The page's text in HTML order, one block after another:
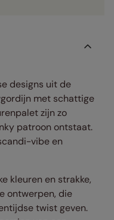
designs uit de
met schattige
zijn zo
patroon ontstaat.
vibe en
kleuren en strakke,
ontwerpen, die
twist geven.